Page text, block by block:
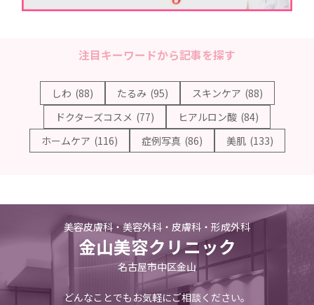
注目キーワードから記事を探す
しわ (88) たるみ (95) スキンケア (88)
ドクターズコスメ (77) ヒアルロン酸 (84)
ホームケア (116) 症例写真 (86) 美肌 (133)
美容皮膚科・美容外科・皮膚科・形成外科
金山美容クリニック
名古屋市中区金山
どんなことでもお気軽にご相談ください。